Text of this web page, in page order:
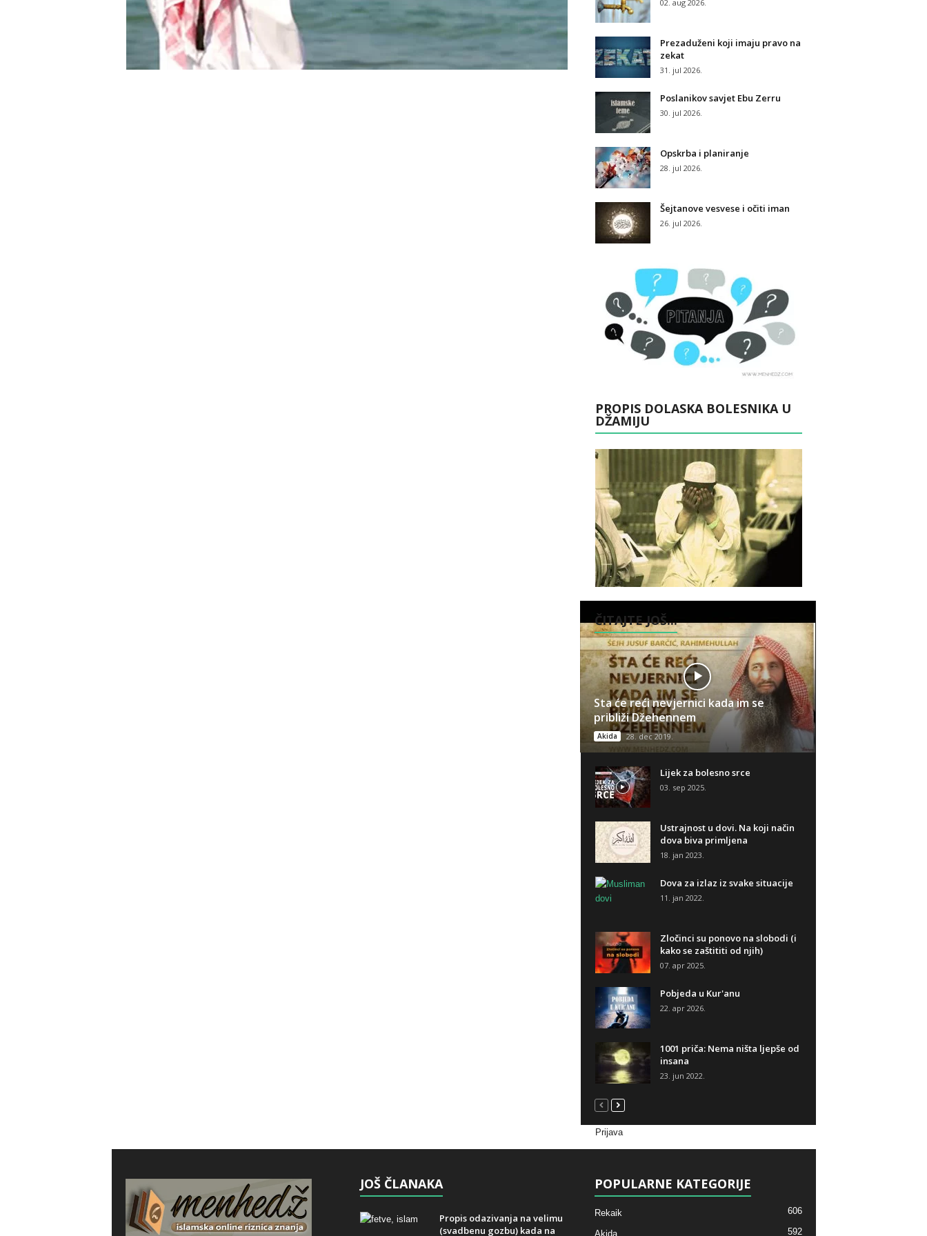
02. aug 2026.
Prezaduženi koji imaju pravo na
zekat
31. jul 2026.
Poslanikov savjet Ebu Zerru
30. jul 2026.
Opskrba i planiranje
28. jul 2026.
Šejtanove vesvese i očiti iman
26. jul 2026.
PROPIS DOLASKA BOLESNIKA U
DŽAMIJU
ČITAJTE JOŠ...
Sta će reći nevjernici kada im se
približi Džehennem
Akida 28. dec 2019.
Lijek za bolesno srce
03. sep 2025.
Ustrajnost u dovi. Na koji način
dova biva primljena
18. jan 2023.
Dova za izlaz iz svake situacije
11. jan 2022.
Zločinci su ponovo na slobodi (i
kako se zaštititi od njih)
07. apr 2025.
Pobjeda u Kur'anu
22. apr 2026.
1001 priča: Nema ništa ljepše od
insana
23. jun 2022.
Prijava
JOŠ ČLANAKA
Propis odazivanja na velimu
(svadbenu gozbu) kada na
POPULARNE KATEGORIJE
Rekaik 606
Akida 592